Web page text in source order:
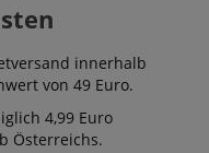
innerhalb
von 49 Euro.
4,99 Euro
Österreichs.